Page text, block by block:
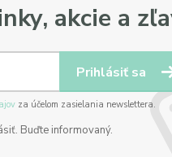
akcie a
Prihlásiť sa
za účelom zasielania newslettera.
Buďte informovaný.